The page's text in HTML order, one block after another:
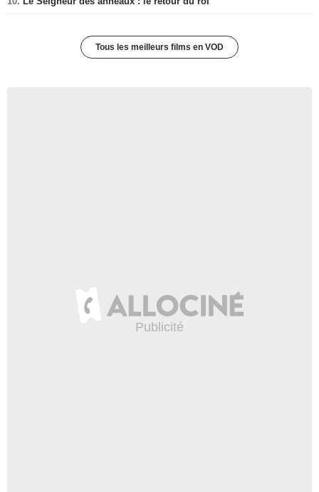
Tous les meilleurs films en VOD